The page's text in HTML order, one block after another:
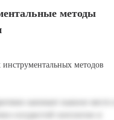
методы
методов